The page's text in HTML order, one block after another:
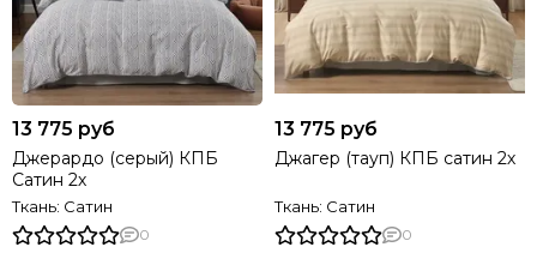
13 775 руб
Джерардо (серый) КПБ
Сатин 2х
Ткань: Сатин
0
13 775 руб
Джагер (тауп) КПБ сатин 2х
Ткань: Сатин
0